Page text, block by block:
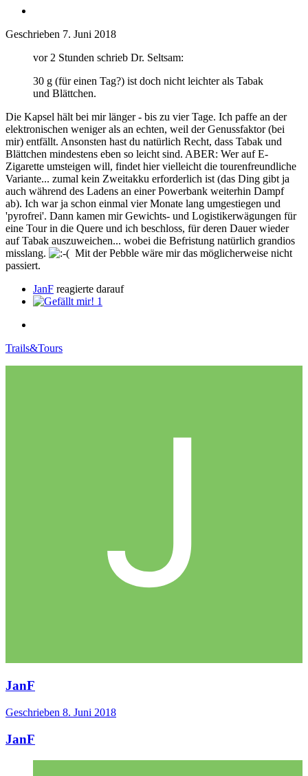
Geschrieben 7. Juni 2018
vor 2 Stunden schrieb Dr. Seltsam:
30 g (für einen Tag?) ist doch nicht leichter als Tabak
und Blättchen.
Die Kapsel hält bei mir länger - bis zu vier Tage. Ich paffe an der
elektronischen weniger als an echten, weil der Genussfaktor (bei
mir) entfällt. Ansonsten hast du natürlich Recht, dass Tabak und
Blättchen mindestens eben so leicht sind. ABER: Wer auf E-
Zigarette umsteigen will, findet hier vielleicht die tourenfreundliche
Variante... zumal kein Zweitakku erforderlich ist (das Ding gibt ja
auch während des Ladens an einer Powerbank weiterhin Dampf
ab). Ich war ja schon einmal vier Monate lang umgestiegen und
'pyrofrei'. Dann kamen mir Gewichts- und Logistikerwägungen für
eine Tour in die Quere und ich beschloss, für deren Dauer wieder
auf Tabak auszuweichen... wobei die Befristung natürlich grandios
misslang.
Mit der Pebble wäre mir das möglicherweise nicht
passiert.
JanF reagierte darauf
1
Trails&Tours
JanF
Geschrieben 8. Juni 2018
JanF